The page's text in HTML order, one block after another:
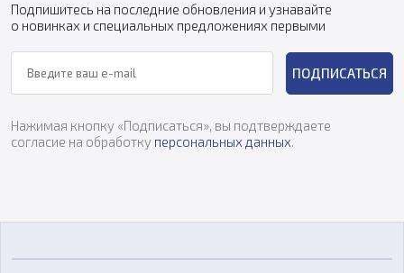
Подпишитесь на последние обновления и узнавайте
о новинках и специальных предложениях первыми
ПОДПИСАТЬСЯ
Нажимая кнопку «Подписаться», вы подтверждаете
согласие на обработку персональных данных.